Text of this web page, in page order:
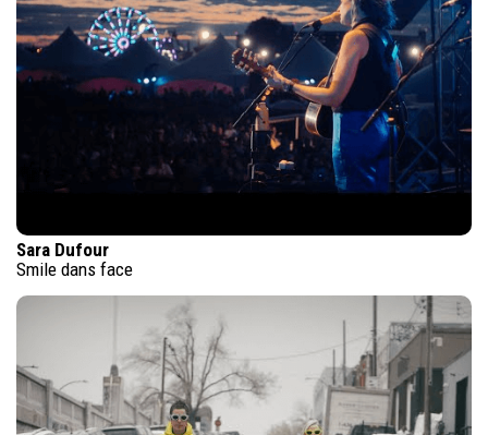
Sara Dufour
Smile dans face